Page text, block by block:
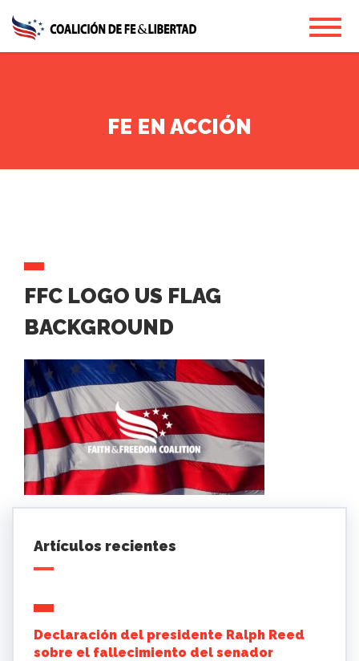
main
content
FE EN ACCIÓN
FFC LOGO US FLAG
BACKGROUND
Artículos recientes
Declaración del presidente Ralph Reed
sobre el fallecimiento del senador